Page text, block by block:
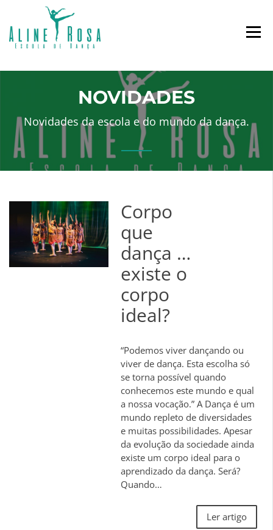
NOVIDADES
Novidades da escola e do mundo da dança.
Corpo
que
dança …
existe o
corpo
ideal?
“Podemos viver dançando ou
viver de dança. Esta escolha só
se torna possível quando
conhecemos este mundo e qual
a nossa vocação.” A Dança é um
mundo repleto de diversidades
e muitas possibilidades. Apesar
da evolução da sociedade ainda
existe um corpo ideal para o
aprendizado da dança. Será?
Quando…
Ler artigo